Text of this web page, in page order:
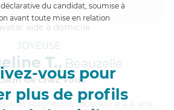
du candidat, soumise à
avant toute mise en relation
vous pour
plus de profils
JOYEUSE
T., Beauzelle
de chez Vous
et soigneuse, Jacqueline a 6 ans